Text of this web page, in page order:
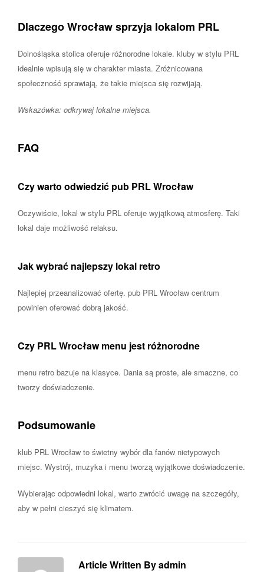
Dlaczego Wrocław sprzyja lokalom PRL
Dolnośląska stolica oferuje różnorodne lokale. kluby w stylu PRL
idealnie wpisują się w charakter miasta. Zróżnicowana
społeczność sprawiają, że takie miejsca się rozwijają.
Wskazówka: odkrywaj lokalne miejsca.
FAQ
Czy warto odwiedzić pub PRL Wrocław
Oczywiście, lokal w stylu PRL oferuje wyjątkową atmosferę. Taki
lokal daje możliwość relaksu.
Jak wybrać najlepszy lokal retro
Najlepiej przeanalizować ofertę. pub PRL Wrocław centrum
powinien oferować dobrą jakość.
Czy PRL Wrocław menu jest różnorodne
menu retro bazuje na klasyce. Dania są proste, ale smaczne, co
tworzy doświadczenie.
Podsumowanie
klub PRL Wrocław to świetny wybór dla fanów nietypowych
miejsc. Wystrój, muzyka i menu tworzą wyjątkowe doświadczenie.
Wybierając odpowiedni lokal, warto zwrócić uwagę na szczegóły,
aby w pełni cieszyć się klimatem.
Article Written By admin